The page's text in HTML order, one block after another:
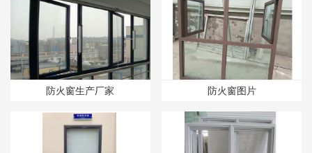
防火窗生产厂家 防火窗图片